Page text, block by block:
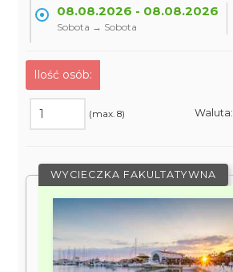
08.08.2026 - 08.08.2026
Sobota → Sobota
Ilość osób:
(max. 8) Waluta:
WYCIECZKA FAKULTATYWNA